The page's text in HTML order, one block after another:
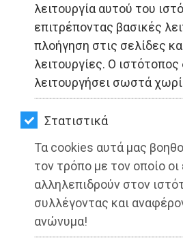
λειτουργία αυτού του
επιτρέποντας βασικές
πλοήγηση στις σελίδες
λειτουργίες. Ο ιστότοπος
λειτουργήσει σωστά
Στατιστικά
Τα cookies αυτά μας
τον τρόπο με τον οποίο
αλληλεπιδρούν στον
συλλέγοντας και
ανώνυμα!
ΠΟΛΙΤΙΣΜΟΣ
ΣΠΙΤΙ-
ΚΗΠΟΣ
ΥΓΕΙΑ
LIFESTYLE
ΤΑΞΙΔΙΑ
ΕΞΟΔΟΣ
ΠΕΡΙΒΑΛΛΟΝ
Ελλάκτωρ: Με
projects -
Business Plan για το
στην Κάντζα